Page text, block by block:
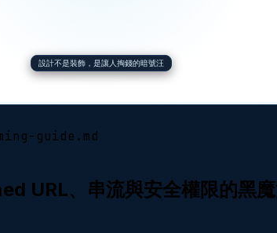
設計不是裝飾，是讓人掏錢的暗號汪
guide.md
URL、串流與安全權限的黑